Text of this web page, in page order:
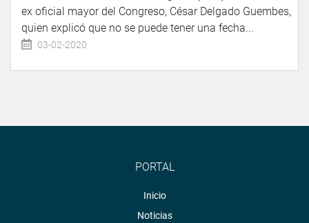
ex oficial mayor del Congreso, César Delgado Guembes,
quien explicó que no se puede tener una fecha...
03-02-2020
PORTAL
Inicio
Noticias